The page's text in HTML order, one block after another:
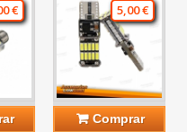
€ 5,00 €
Comprar